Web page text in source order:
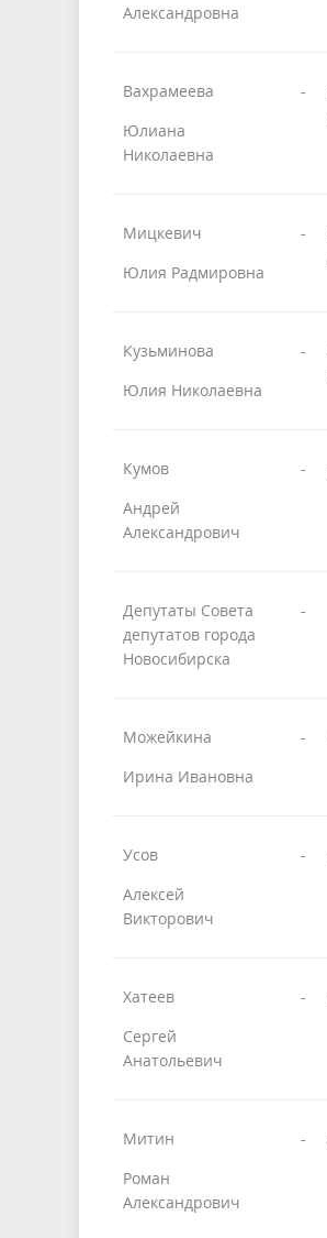
Александровна
Вахрамеева
Юлиана
Николаевна
-
Мицкевич
Юлия Радмировна
-
Кузьминова
Юлия Николаевна
-
Кумов
Андрей
Александрович
-
Депутаты Совета
депутатов города
Новосибирска
-
Можейкина
Ирина Ивановна
-
Усов
Алексей
Викторович
-
Хатеев
Сергей
Анатольевич
-
Митин
Роман
Александрович
-